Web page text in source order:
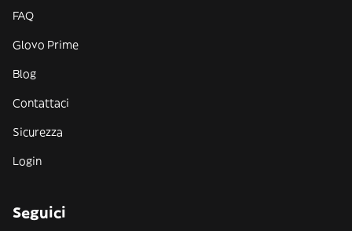
FAQ
Glovo Prime
Blog
Contattaci
Sicurezza
Login
Seguici